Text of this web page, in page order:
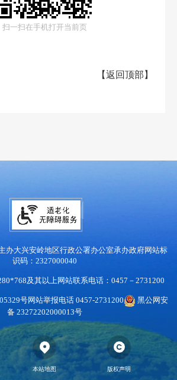
扫一扫在手机打开当前页
【返回顶部 】
办大兴安岭地区行政公署办公室承办政府网站标
识码：2327000040
及其以上网站联系电话：0457－2731200
号网站举报电话 0457-2731200
黑公网安
备 23272202000013号
本站地图 版权声明